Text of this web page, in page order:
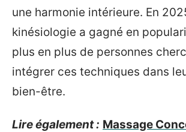
une harmonie intérieure. En
kinésiologie a gagné en
plus en plus de personnes
intégrer ces techniques dans
bien-être.
Lire également : Massage